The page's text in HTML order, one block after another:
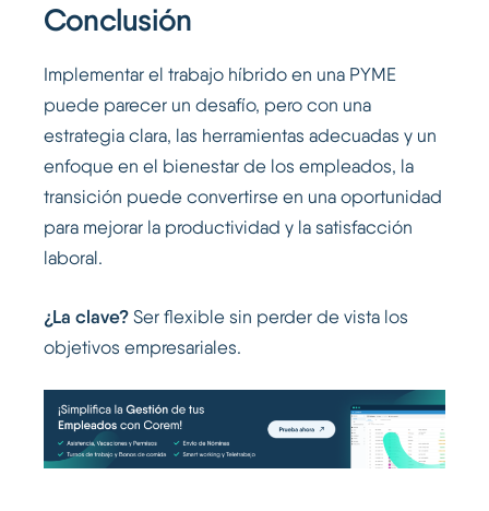
Conclusión
Implementar el trabajo híbrido en una PYME
puede parecer un desafío, pero con una
estrategia clara, las herramientas adecuadas y un
enfoque en el bienestar de los empleados, la
transición puede convertirse en una oportunidad
para mejorar la productividad y la satisfacción
laboral.
¿La clave? Ser flexible sin perder de vista los
objetivos empresariales.